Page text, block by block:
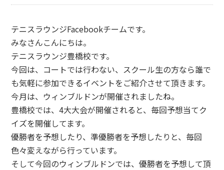
テニスラウンジFacebookチームです。
みなさんこんにちは。
テニスラウンジ豊橋校です。
今回は、コートでは行わない、スクール生の方なら誰で
も気軽に参加できるイベントをご紹介させて頂きます。
今月は、ウィンブルドンが開催されましたね。
豊橋校では、4大大会が開催されると、毎回予想当てク
イズを開催してます。
優勝者を予想したり、準優勝者を予想したりと、毎回
色々変えながら行っています。
そして今回のウィンブルドンでは、優勝者を予想して頂